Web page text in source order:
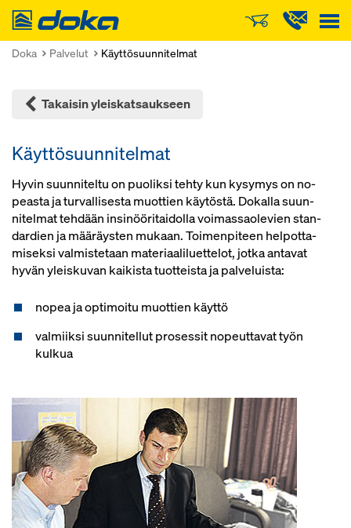
Doka
Doka Palvelut Käyttösuunnitelmat
Takaisin yleiskatsaukseen
Käyttösuunnitelmat
Hy­vin suun­ni­tel­tu on puo­lik­si teh­ty kun ky­sy­mys on no­
peas­ta ja tur­val­li­ses­ta muot­tien käy­tös­tä. Do­kal­la suun­
ni­tel­mat teh­dään in­si­nöö­ri­tai­dol­la voi­mas­sao­le­vien stan­
dar­dien ja mää­räys­ten mu­kaan. Toi­men­pi­teen hel­pot­ta­
mi­sek­si val­mis­te­taan ma­te­ri­aa­li­luet­te­lot, jot­ka an­ta­vat
hy­vän yleis­ku­van kai­kis­ta tuot­teis­ta ja pal­ve­luis­ta:
nopea ja optimoitu muottien käyttö
valmiiksi suunnitellut prosessit nopeuttavat työn
kulkua